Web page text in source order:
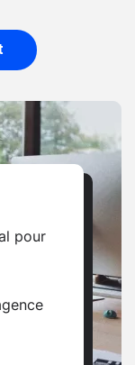
pour